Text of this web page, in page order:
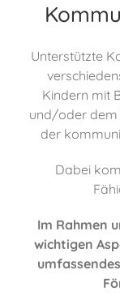
Unterstützte
Kindern mit
und/oder dem
der
Dabei
Im Rahmen
wichtigen